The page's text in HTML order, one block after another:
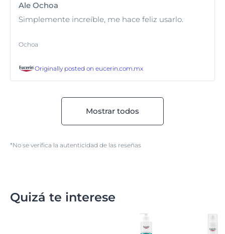
Ale Ochoa
Simplemente increíble, me hace feliz usarlo.
Ochoa
Originally posted on eucerin.com.mx
Mostrar todos
*No se verifica la autenticidad de las reseñas
Quizá te interese